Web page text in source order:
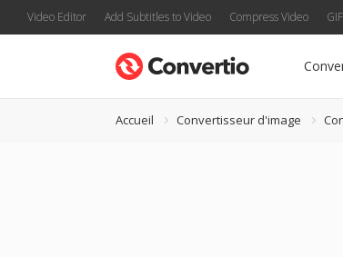
Video Editor Add Subtitles to Video Compress Video
Accueil Convertisseur d'image